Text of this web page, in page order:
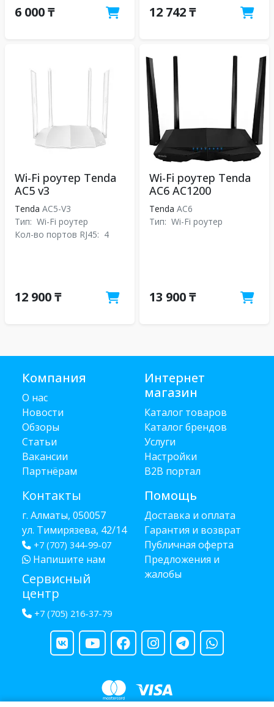
6 000 ₸ 12 742 ₸
Wi-Fi роутер Tenda
AC5 v3
Tenda AC5-V3
Тип: Wi-Fi роутер
Кол-во портов RJ45: 4
12 900 ₸
Wi-Fi роутер Tenda
AC6 AC1200
Tenda АС6
Тип: Wi-Fi роутер
13 900 ₸
Компания
О нас
Новости
Обзоры
Статьи
Вакансии
Партнёрам
Контакты
г. Алматы, 050057
ул. Тимирязева, 42/14
+7 (707) 344-99-07
Напишите нам
Сервисный
центр
+7 (705) 216-37-79
Интернет
магазин
Каталог товаров
Каталог брендов
Услуги
Настройки
B2B портал
Помощь
Доставка и оплата
Гарантия и возврат
Публичная оферта
Предложения и
жалобы